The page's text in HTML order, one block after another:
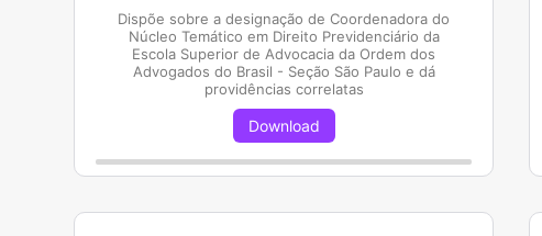
Dispõe sobre a designação de Coordenadora do
Núcleo Temático em Direito Previdenciário da
Escola Superior de Advocacia da Ordem dos
Advogados do Brasil - Seção São Paulo e dá
providências correlatas
Download